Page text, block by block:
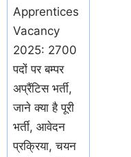
Apprentices
Vacancy
2025: 2700
पदों पर बम्पर
अप्रैंटिस भर्ती,
जाने क्या है पूरी
भर्ती, आवेदन
प्रक्रिया, चयन